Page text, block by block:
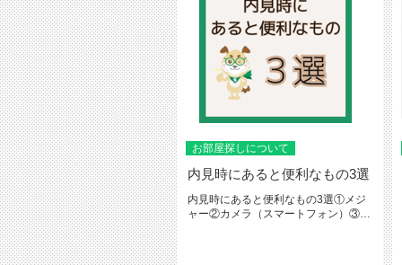
お部屋探しについて
内見時にあると便利なもの3選
内見時にあると便利なもの3選①メジ
ャー②カメラ（スマートフォン）③チ